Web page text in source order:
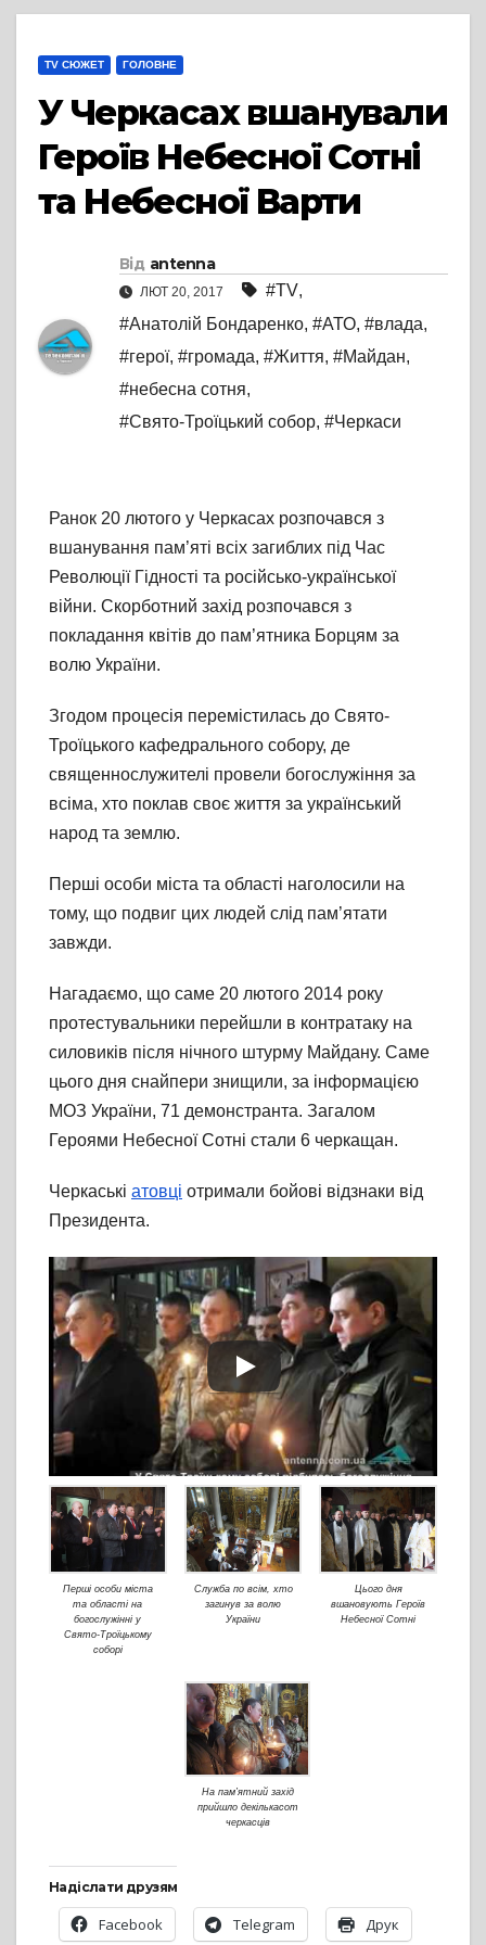
TV СЮЖЕТ ГОЛОВНЕ
У Черкасах вшанували
Героїв Небесної Сотні
та Небесної Варти
Від antenna
ЛЮТ 20, 2017 #TV,
#Анатолій Бондаренко, #АТО, #влада,
#герої, #громада, #Життя, #Майдан,
#небесна сотня,
#Свято-Троїцький собор, #Черкаси
Ранок 20 лютого у Черкасах розпочався з
вшанування пам’яті всіх загиблих під Час
Революції Гідності та російсько-української
війни. Скорботний захід розпочався з
покладання квітів до пам’ятника Борцям за
волю України.
Згодом процесія перемістилась до Свято-
Троїцького кафедрального собору, де
священнослужителі провели богослужіння за
всіма, хто поклав своє життя за український
народ та землю.
Перші особи міста та області наголосили на
тому, що подвиг цих людей слід пам’ятати
завжди.
Нагадаємо, що саме 20 лютого 2014 року
протестувальники перейшли в контратаку на
силовиків після нічного штурму Майдану. Саме
цього дня снайпери знищили, за інформацією
МОЗ України, 71 демонстранта. Загалом
Героями Небесної Сотні стали 6 черкащан.
Черкаські атовці отримали бойові відзнаки від
Президента.
Перші особи міста
та області на
богослужінні у
Свято-Троїцькому
соборі
Служба по всім, хто
загинув за волю
України
Цього дня
вшановують Героїв
Небесної Сотні
На пам’ятний захід
прийшло декількасот
черкасців
Надіслати друзям
Facebook Telegram Друк